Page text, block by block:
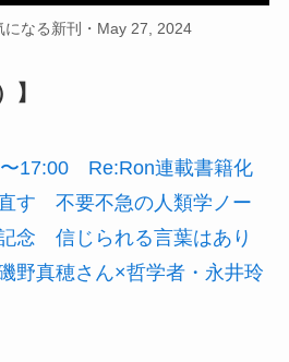
になる新刊・May 27, 2024
】
17:00 Re:Ron連載書籍化
直す 不要不急の人類学ノー
念 信じられる言葉はあり
野真穂さん×哲学者・永井玲